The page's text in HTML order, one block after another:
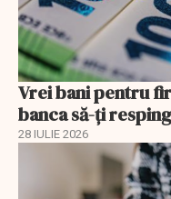
Vrei bani pentru
banca să-ți
28 IULIE 2026